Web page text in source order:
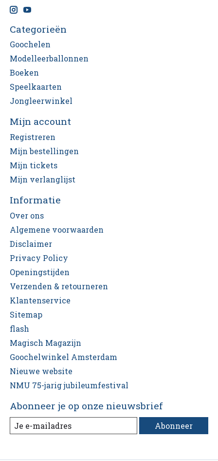
Categorieën
Goochelen
Modelleerballonnen
Boeken
Speelkaarten
Jongleerwinkel
Mijn account
Registreren
Mijn bestellingen
Mijn tickets
Mijn verlanglijst
Informatie
Over ons
Algemene voorwaarden
Disclaimer
Privacy Policy
Openingstijden
Verzenden & retourneren
Klantenservice
Sitemap
flash
Magisch Magazijn
Goochelwinkel Amsterdam
Nieuwe website
NMU 75-jarig jubileumfestival
Abonneer je op onze nieuwsbrief
Abonneer